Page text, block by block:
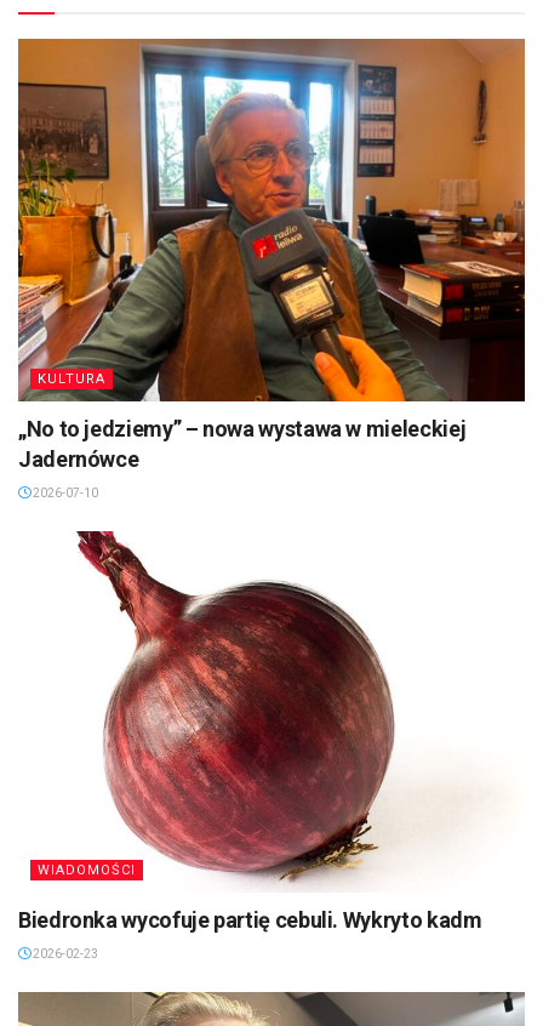
KULTURA
„No to jedziemy” – nowa wystawa w mieleckiej
Jadernówce
2026-07-10
WIADOMOŚCI
Biedronka wycofuje partię cebuli. Wykryto kadm
2026-02-23